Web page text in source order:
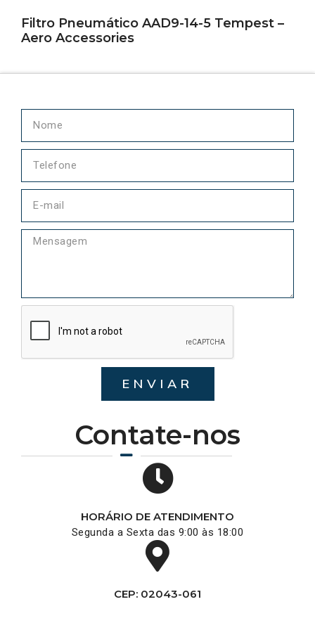
Filtro Pneumático AAD9-14-5 Tempest –
Aero Accessories
Contate-nos
HORÁRIO DE ATENDIMENTO
Segunda a Sexta das 9:00 às 18:00
CEP: 02043-061
ENVIAR